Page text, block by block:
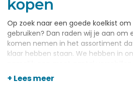
kopen
Op zoek naar een goede koelkist
gebruiken? Dan raden wij je aan om
komen nemen in het assortiment
klaar hebben staan. We hebben in
aanbieding. Kisten in verschillende
allemaal met dezelfde goede
+ Lees meer